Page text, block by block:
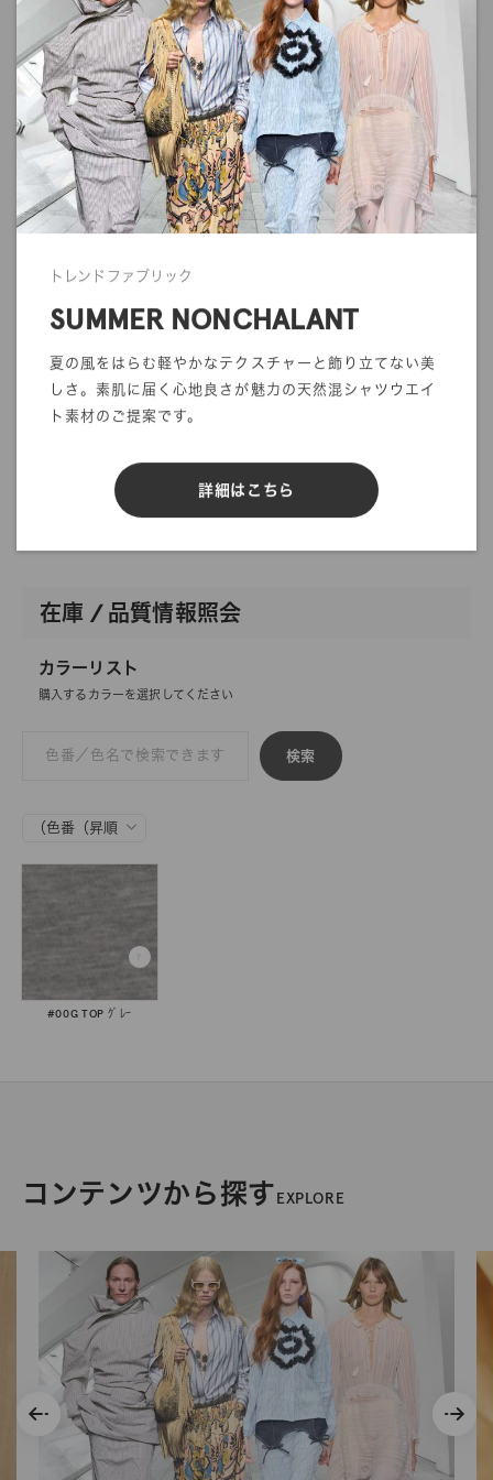
トレンドファブリック
SUMMER NONCHALANT
夏の風をはらむ軽やかなテクスチャーと飾り立てない美
しさ。素肌に届く心地良さが魅力の天然混シャツウエイ
ト素材のご提案です。
詳細はこちら
実物と色の見え方が若干異なる場合がございます。
また、生地の質感や光沢感に関しましても、画面上で完全に再現
することができません。
ご注文の前にサンプル帳でのご確認をお勧めします。
・商品の発送について
発送に関する注意事項を利用ガイドに記載しております。
ご注文前に一度ご確認をお願いします。
>>ご利用ガイド
在庫／品質情報照会
在庫 / 品質情報照会
カラーリスト
購入するカラーを選択してください
検索
#00G TOP ｸﾞﾚｰ
mカットオーダー
DIGITAL FABRIC
コンテンツから探すEXPLORE